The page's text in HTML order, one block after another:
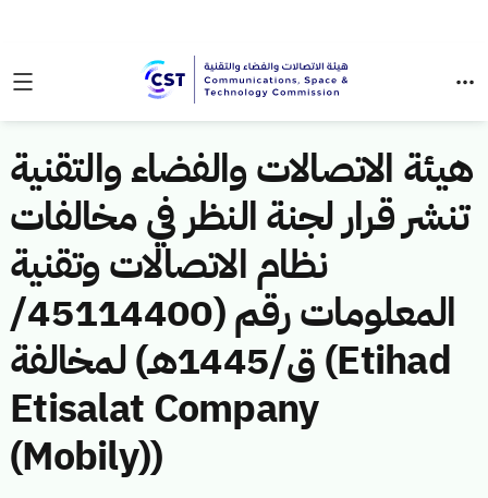
هيئة الاتصالات والفضاء والتقنية
تنشر قرار لجنة النظر في مخالفات
نظام الاتصالات وتقنية
المعلومات رقم (45114400/
ق/1445هـ) لمخالفة (Etihad
Etisalat Company
(Mobily))